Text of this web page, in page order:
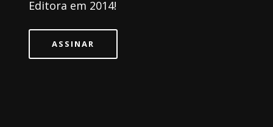
Editora em 2014!
ASSINAR